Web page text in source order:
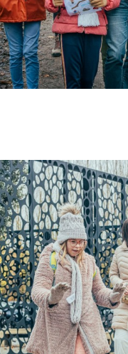
ES
KO